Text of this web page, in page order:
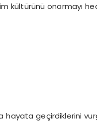
kültürünü onarmayı
hayata geçirdiklerini